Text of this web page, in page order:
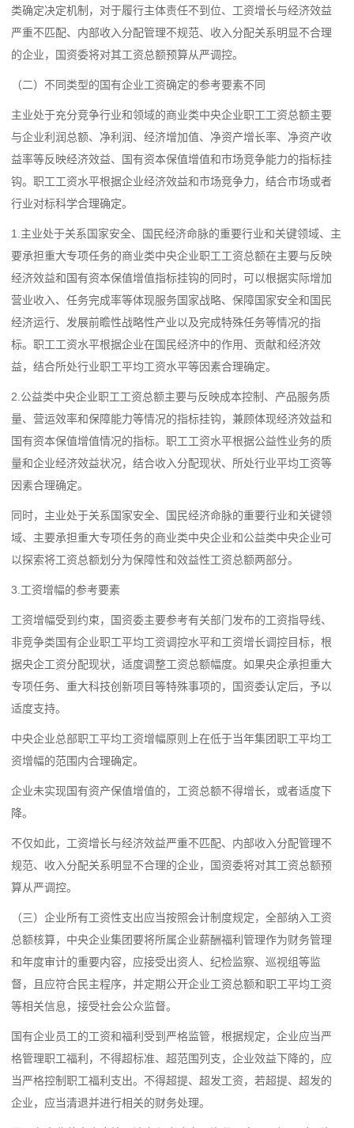
类确定决定机制，对于履行主体责任不到位、工资增长与经济效益
严重不匹配、内部收入分配管理不规范、收入分配关系明显不合理
的企业，国资委将对其工资总额预算从严调控。
（二）不同类型的国有企业工资确定的参考要素不同
主业处于充分竞争行业和领域的商业类中央企业职工工资总额主要
与企业利润总额、净利润、经济增加值、净资产增长率、净资产收
益率等反映经济效益、国有资本保值增值和市场竞争能力的指标挂
钩。职工工资水平根据企业经济效益和市场竞争力，结合市场或者
行业对标科学合理确定。
1.主业处于关系国家安全、国民经济命脉的重要行业和关键领域、主
要承担重大专项任务的商业类中央企业职工工资总额在主要与反映
经济效益和国有资本保值增值指标挂钩的同时，可以根据实际增加
营业收入、任务完成率等体现服务国家战略、保障国家安全和国民
经济运行、发展前瞻性战略性产业以及完成特殊任务等情况的指
标。职工工资水平根据企业在国民经济中的作用、贡献和经济效
益，结合所处行业职工平均工资水平等因素合理确定。
2.公益类中央企业职工工资总额主要与反映成本控制、产品服务质
量、营运效率和保障能力等情况的指标挂钩，兼顾体现经济效益和
国有资本保值增值情况的指标。职工工资水平根据公益性业务的质
量和企业经济效益状况，结合收入分配现状、所处行业平均工资等
因素合理确定。
同时，主业处于关系国家安全、国民经济命脉的重要行业和关键领
域、主要承担重大专项任务的商业类中央企业和公益类中央企业可
以探索将工资总额划分为保障性和效益性工资总额两部分。
3.工资增幅的参考要素
工资增幅受到约束，国资委主要参考有关部门发布的工资指导线、
非竞争类国有企业职工平均工资调控水平和工资增长调控目标，根
据央企工资分配现状，适度调整工资总额幅度。如果央企承担重大
专项任务、重大科技创新项目等特殊事项的，国资委认定后，予以
适度支持。
中央企业总部职工平均工资增幅原则上在低于当年集团职工平均工
资增幅的范围内合理确定。
企业未实现国有资产保值增值的，工资总额不得增长，或者适度下
降。
不仅如此，工资增长与经济效益严重不匹配、内部收入分配管理不
规范、收入分配关系明显不合理的企业，国资委将对其工资总额预
算从严调控。
（三）企业所有工资性支出应当按照会计制度规定，全部纳入工资
总额核算，中央企业集团要将所属企业薪酬福利管理作为财务管理
和年度审计的重要内容，应接受出资人、纪检监察、巡视组等监
督，且应符合民主程序，并定期公开企业工资总额和职工平均工资
等相关信息，接受社会公众监督。
国有企业员工的工资和福利受到严格监管，根据规定，企业应当严
格管理职工福利，不得超标准、超范围列支，企业效益下降的，应
当严格控制职工福利支出。不得超提、超发工资，若超提、超发的
企业，应当清退并进行相关的财务处理。